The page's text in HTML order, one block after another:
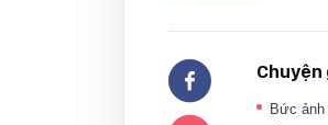
Chuyện
Bức